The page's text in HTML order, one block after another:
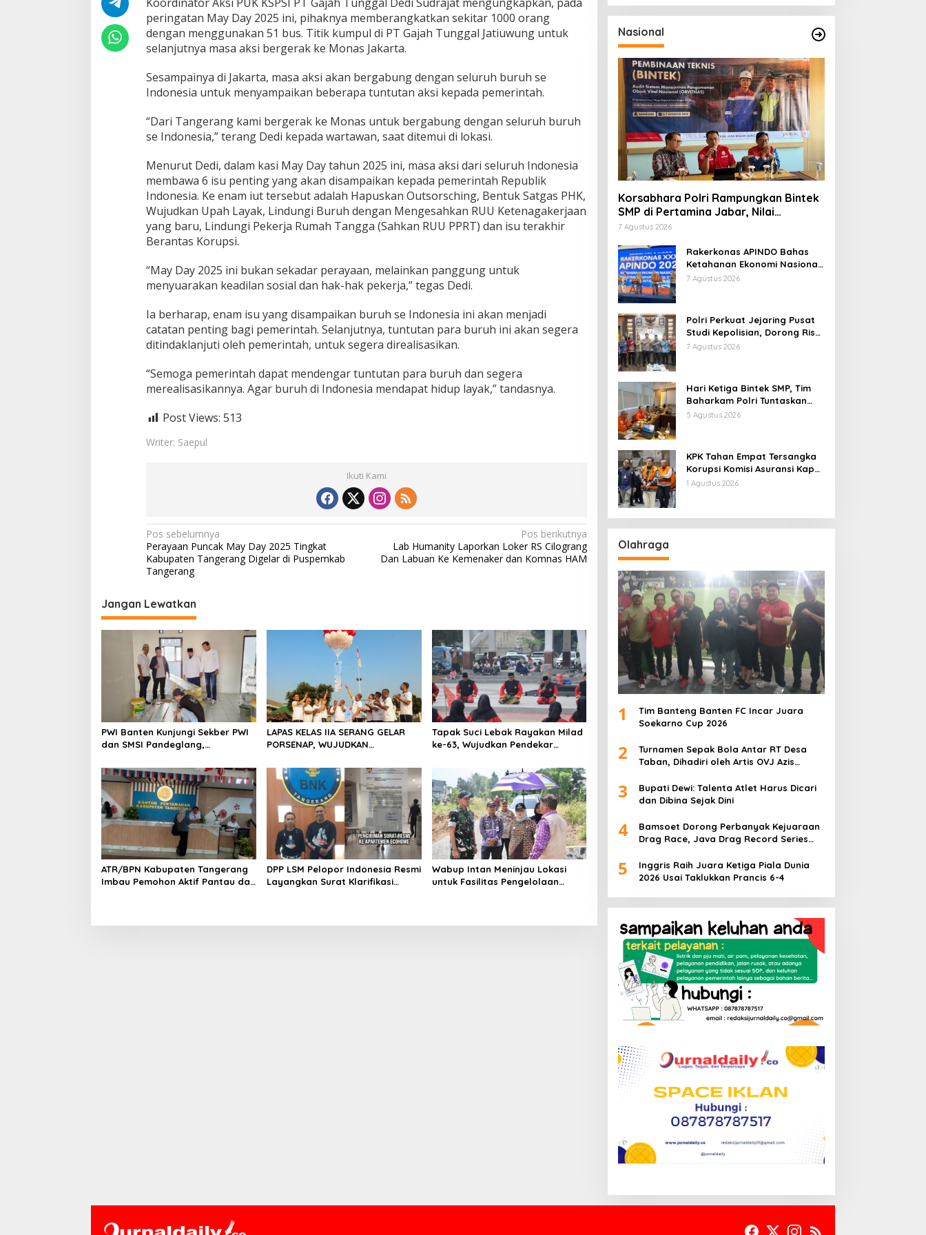
r
g
e
r
k
e
a
k
a
t
a
U
n
t
u
k
a
m
p
i
k
a
I
s
S
r
Koordinator Aksi PUK KSPSI PT Gajah Tunggal Dedi Sudrajat mengungkapkan, pada
peringatan May Day 2025 ini, pihaknya memberangkatkan sekitar 1000 orang
dengan menggunakan 51 bus. Titik kumpul di PT Gajah Tunggal Jatiuwung untuk
selanjutnya masa aksi bergerak ke Monas Jakarta.
Sesampainya di Jakarta, masa aksi akan bergabung dengan seluruh buruh se
Indonesia untuk menyampaikan beberapa tuntutan aksi kepada pemerintah.
“Dari Tangerang kami bergerak ke Monas untuk bergabung dengan seluruh buruh
se Indonesia,” terang Dedi kepada wartawan, saat ditemui di lokasi.
Menurut Dedi, dalam kasi May Day tahun 2025 ini, masa aksi dari seluruh Indonesia
membawa 6 isu penting yang akan disampaikan kepada pemerintah Republik
Indonesia. Ke enam iut tersebut adalah Hapuskan Outsorsching, Bentuk Satgas PHK,
Wujudkan Upah Layak, Lindungi Buruh dengan Mengesahkan RUU Ketenagakerjaan
yang baru, Lindungi Pekerja Rumah Tangga (Sahkan RUU PPRT) dan isu terakhir
Berantas Korupsi.
“May Day 2025 ini bukan sekadar perayaan, melainkan panggung untuk
menyuarakan keadilan sosial dan hak-hak pekerja,” tegas Dedi.
Ia berharap, enam isu yang disampaikan buruh se Indonesia ini akan menjadi
catatan penting bagi pemerintah. Selanjutnya, tuntutan para buruh ini akan segera
ditindaklanjuti oleh pemerintah, untuk segera direalisasikan.
“Semoga pemerintah dapat mendengar tuntutan para buruh dan segera
merealisasikannya. Agar buruh di Indonesia mendapat hidup layak,” tandasnya.
Post Views: 513
Writer: Saepul
Ikuti Kami
N
a
v
i
g
a
s
i
p
o
s
Pos sebelumnya
Perayaan Puncak May Day 2025 Tingkat
Kabupaten Tangerang Digelar di Puspemkab
Tangerang
Pos berikutnya
Lab Humanity Laporkan Loker RS Cilograng
Dan Labuan Ke Kemenaker dan Komnas HAM
Jangan Lewatkan
PWI Banten Kunjungi Sekber PWI
dan SMSI Pandeglang,
Organisasi
LAPAS KELAS IIA SERANG GELAR
PORSENAP, WUJUDKAN
Tapak Suci Lebak Rayakan Milad
ke-63, Wujudkan Pendekar
ATR/BPN Kabupaten Tangerang
Imbau Pemohon Aktif Pantau dan
DPP LSM Pelopor Indonesia Resmi
Layangkan Surat Klarifikasi
Wabup Intan Meninjau Lokasi
untuk Fasilitas Pengelolaan
Nasional
Korsabhara Polri Rampungkan Bintek
SMP di Pertamina Jabar, Nilai
Pengamanan Capai 88,44 Persen
7 Agustus 2026
Rakerkonas APINDO Bahas
Ketahanan Ekonomi Nasional,
IMO Indonesia Soroti
7 Agustus 2026
Polri Perkuat Jejaring Pusat
Studi Kepolisian, Dorong Riset
Jadi Dasar Kebijakan dan
7 Agustus 2026
Hari Ketiga Bintek SMP, Tim
Baharkam Polri Tuntaskan
Pemeriksaan Pola
5 Agustus 2026
KPK Tahan Empat Tersangka
Korupsi Komisi Asuransi Kapal
PT Pelni
1 Agustus 2026
Olahraga
1
Tim Banteng Banten FC Incar Juara
Soekarno Cup 2026
2
Turnamen Sepak Bola Antar RT Desa
Taban, Dihadiri oleh Artis OVJ Azis
3
Bupati Dewi: Talenta Atlet Harus Dicari
dan Dibina Sejak Dini
4
Bamsoet Dorong Perbanyak Kejuaraan
Drag Race, Java Drag Record Series
Muda
5
Inggris Raih Juara Ketiga Piala Dunia
2026 Usai Taklukkan Prancis 6-4